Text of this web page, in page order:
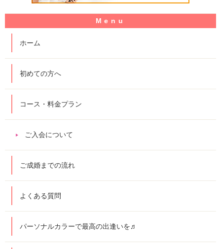
ホーム
初めての方へ
コース・料金プラン
ご入会について
ご成婚までの流れ
よくある質問
パーソナルカラーで最高の出逢いを♬